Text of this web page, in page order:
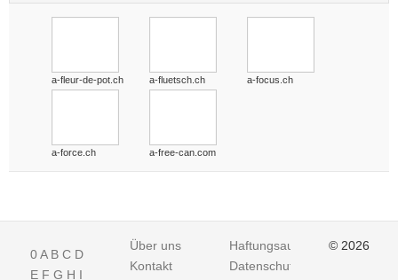
a-fleur-de-pot.ch a-fluetsch.ch a-focus.ch
a-force.ch a-free-can.com
0A B C D
E F G H I
Über uns
Kontakt
Haftungsausschluss
Datenschutz
© 2026